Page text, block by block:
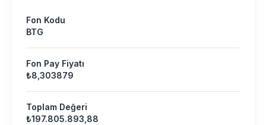
Fon Kodu
BTG
Fon Pay Fiyatı
₺8,303879
Toplam Değeri
₺197.805.893,88